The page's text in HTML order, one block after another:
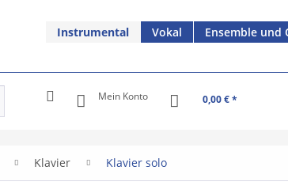
Instrumental Vokal Ensemble und
Mein Konto 0,00 € *
Klavier Klavier solo